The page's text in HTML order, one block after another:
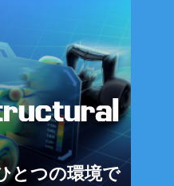
とつの環境で